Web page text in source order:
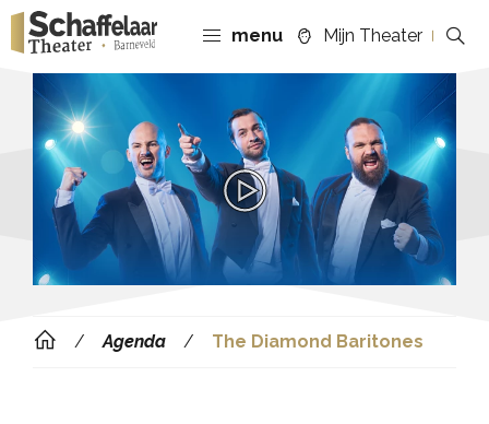
menu Mijn Theater
Agenda The Diamond Baritones